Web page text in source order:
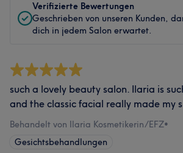
Verifizierte Bewertungen
Geschrieben von unseren Kunden,
dich in jedem Salon erwartet.
such a lovely beauty salon. Ilaria is
and the classic facial really made my
Behandelt von Ilaria Kosmetikerin/EFZ•
Gesichtsbehandlungen